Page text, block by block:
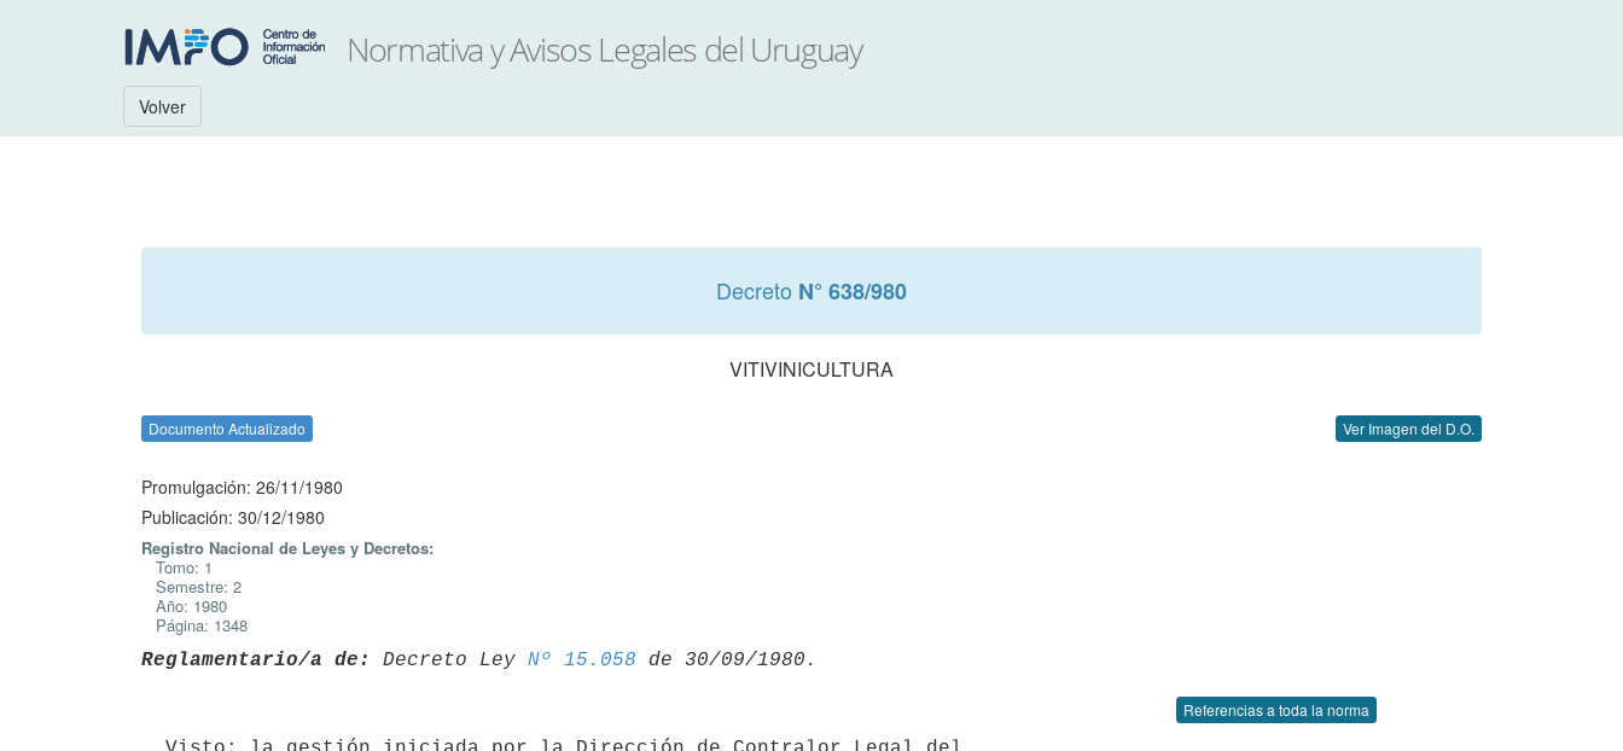
Volver
Decreto N° 638/980
VITIVINICULTURA
Documento Actualizado Ver Imagen del D.O.
Promulgación: 26/11/1980
Publicación: 30/12/1980
Registro Nacional de Leyes y Decretos:
Tomo: 1
Semestre: 2
Año: 1980
Página: 1348
Reglamentario/a de: Decreto Ley Nº 15.058
Referencias a toda la norma